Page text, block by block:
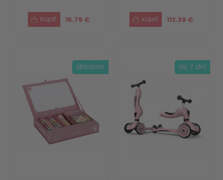
15.79 € 112.39 €
skladom do 7 dní